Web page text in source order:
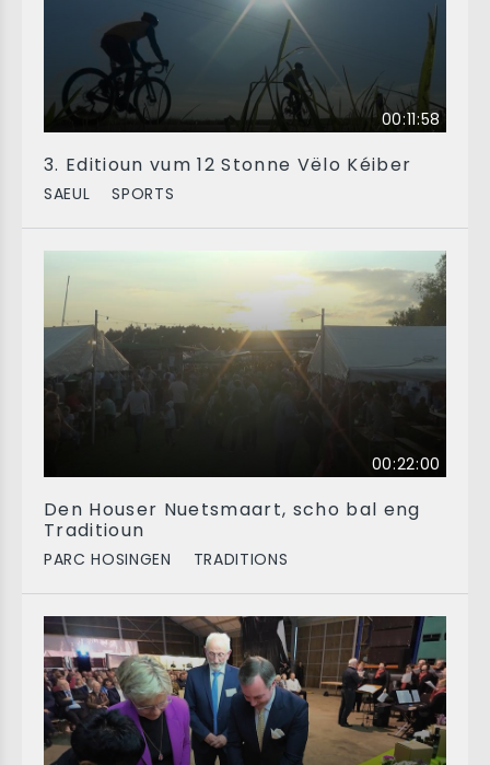
00:11:58
3. Editioun vum 12 Stonne Vëlo Kéiber
SAEUL SPORTS
00:22:00
Den Houser Nuetsmaart, scho bal eng
Traditioun
PARC HOSINGEN TRADITIONS